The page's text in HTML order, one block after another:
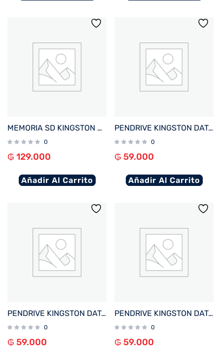
MEMORIA SD KINGSTON 64GB CANVAS SELECT PLUS SDXC CLASS 10 SDS3/64GB
0
₲ 129.000
Añadir Al Carrito
PENDRIVE KINGSTON DATATRAVELER EXODIA M 64GB KC-U2L64-7LP USB-A LILA
0
₲ 59.000
Añadir Al Carrito
PENDRIVE KINGSTON DATATRAVELER EXODIA M 64GB KC-U2L64-7LN USB-A ROSA
0
₲ 59.000
PENDRIVE KINGSTON DATATRAVELER EXODIA M 64GB KC-U2L64-7LG USB-A VERDE
0
₲ 59.000